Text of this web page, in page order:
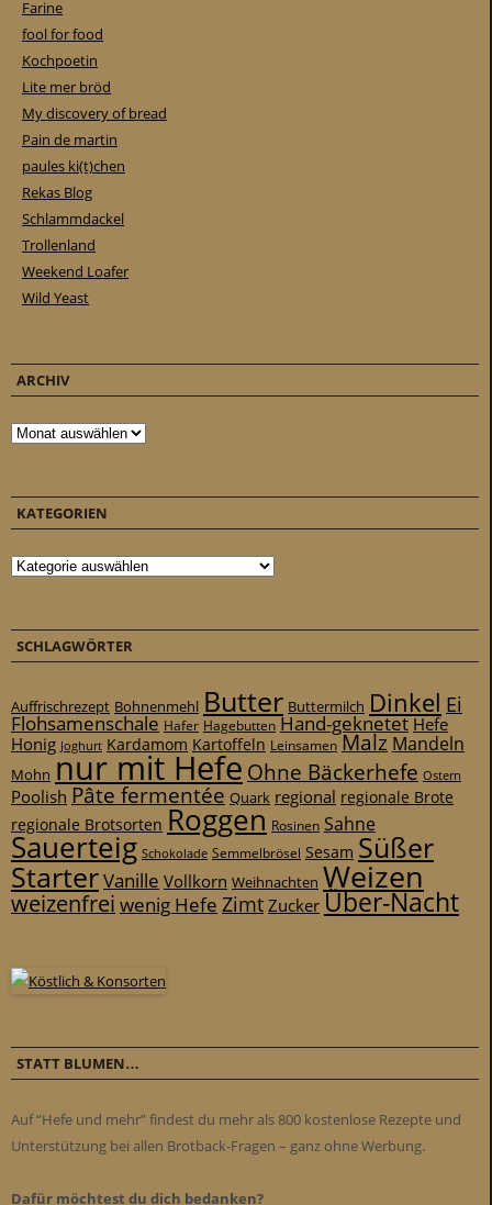
Farine
fool for food
Kochpoetin
Lite mer bröd
My discovery of bread
Pain de martin
paules ki(t)chen
Rekas Blog
Schlammdackel
Trollenland
Weekend Loafer
Wild Yeast
ARCHIV
Archiv
KATEGORIEN
Kategorien
SCHLAGWÖRTER
Auffrischrezept Bohnenmehl Butter Buttermilch Dinkel Ei
Flohsamenschale Hafer Hagebutten Hand-geknetet Hefe
Honig Joghurt Kardamom Kartoffeln Leinsamen Malz Mandeln
Mohn nur mit Hefe Ohne Bäckerhefe Ostern
Poolish Pâte fermentée Quark regional regionale Brote
regionale Brotsorten Roggen Rosinen Sahne
Sauerteig Schokolade Semmelbrösel Sesam Süßer
StarterVanille Vollkorn Weihnachten Weizen
weizenfrei wenig Hefe ZimtZuckerÜber-Nacht
STATT BLUMEN…
Auf “Hefe und mehr” findest du mehr als 800 kostenlose Rezepte und
Unterstützung bei allen Brotback-Fragen – ganz ohne Werbung.
Dafür möchtest du dich bedanken?